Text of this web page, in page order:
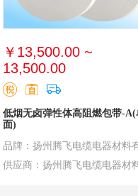
￥13,500.00 ~
13,500.00
低烟无卤弹性体高阻燃包带-A(
面)